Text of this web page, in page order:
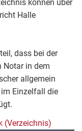
können über
Halle
dass bei der
Notar in dem
allgemein
Einzelfall die
(Verzeichnis)